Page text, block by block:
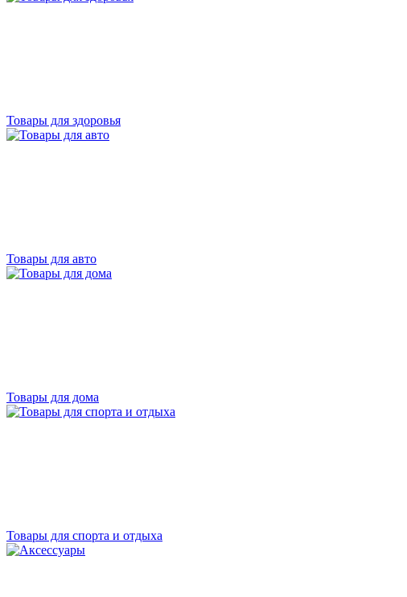
Товары для здоровья
Товары для авто
Товары для дома
Товары для спорта и отдыха